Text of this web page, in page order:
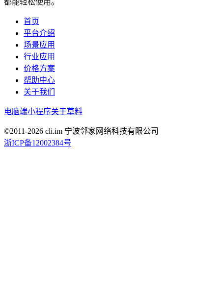
首页
平台介绍
场景应用
行业应用
价格方案
帮助中心
关于我们
电脑端小程序关于草料
©2011-2026 cli.im 宁波邻家网络科技有限公司
浙ICP备12002384号